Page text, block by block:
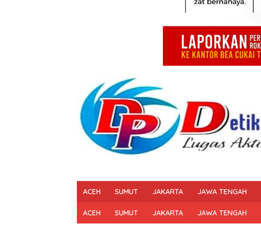
ACEH SUMUT JAKARTA JAWA TENGAH
ACEH SUMUT JAKARTA JAWA TENGAH